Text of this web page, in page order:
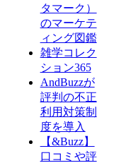
タマーク）
のマーケテ
ィング図鑑
雑学コレク
ション365
AndBuzzが
評判の不正
利用対策制
度を導入
【&Buzz】
口コミや評